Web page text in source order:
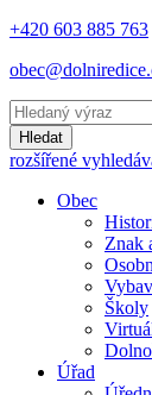
+420 603 885 763
Hledat
rozšířené
Obec
Znak
Školy
Úřad